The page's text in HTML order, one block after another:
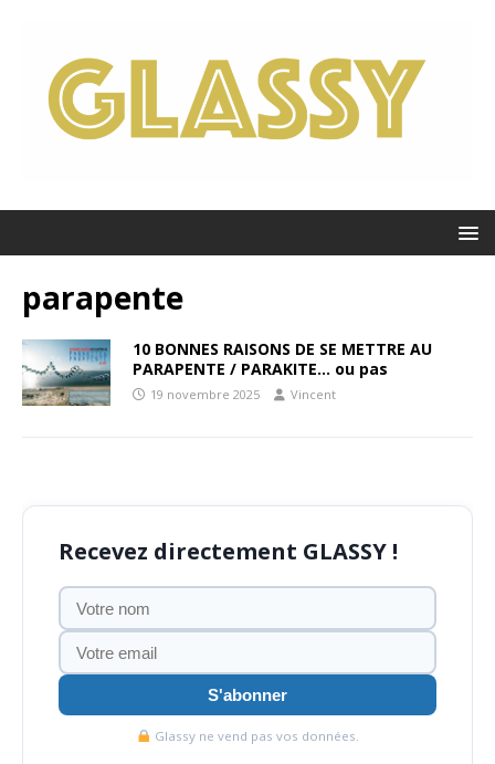
parapente
10 BONNES RAISONS DE SE METTRE AU
PARAPENTE / PARAKITE… ou pas
19 novembre 2025 Vincent
Recevez directement GLASSY !
S'abonner
Glassy ne vend pas vos données.